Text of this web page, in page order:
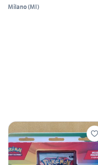
Milano(MI)